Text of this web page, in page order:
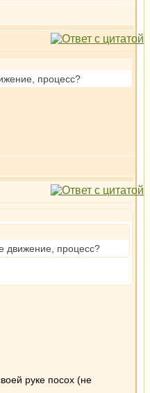
процесс?
движение, процесс?
руке посох (не